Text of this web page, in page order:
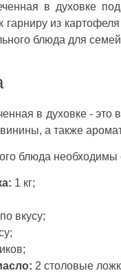
в духовке
гарниру из
блюда для
в духовке -
а также
блюда
1 кг;
по вкусу;
2 столовые